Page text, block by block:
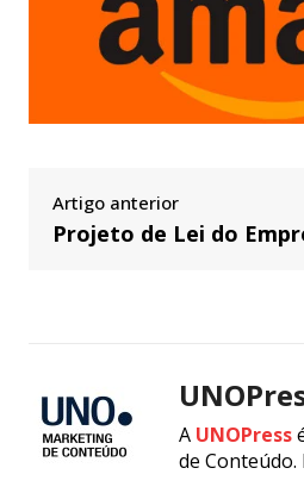
Artigo anterior
Projeto de Lei do
A UNOPress
de